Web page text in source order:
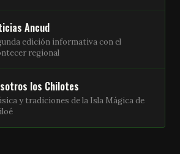
Ancud
edición informativa con el
regional
los Chilotes
y tradiciones de la Isla Mágica de